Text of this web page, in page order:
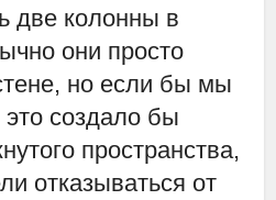
две колонны в
они просто
но если бы мы
это создало бы
пространства,
отказываться от